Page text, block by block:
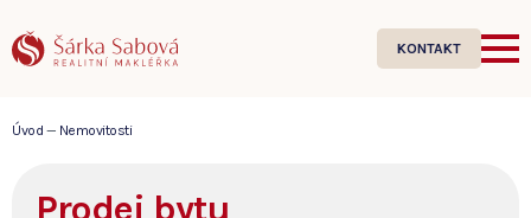
KONTAKT
Úvod — Nemovitosti
Prodej bytu